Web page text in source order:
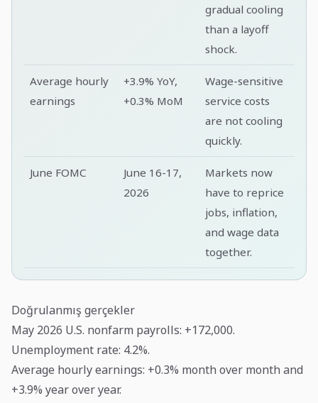
gradual cooling
than a layoff
shock.
Average hourly
earnings
+3.9% YoY,
+0.3% MoM
Wage-sensitive
service costs
are not cooling
quickly.
June FOMC
June 16-17,
2026
Markets now
have to reprice
jobs, inflation,
and wage data
together.
Doğrulanmış gerçekler
May 2026 U.S. nonfarm payrolls: +172,000.
Unemployment rate: 4.2%.
Average hourly earnings: +0.3% month over month and
+3.9% year over year.